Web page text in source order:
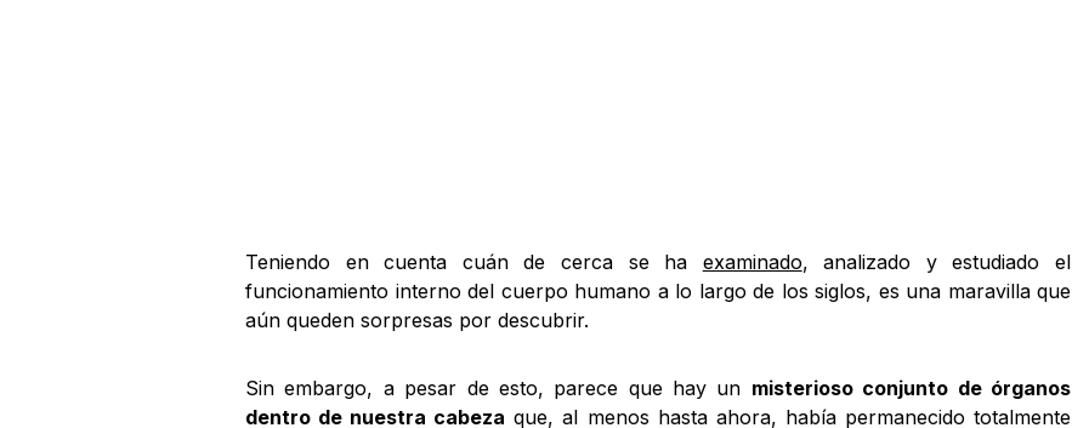
Teniendo en cuenta cuán de cerca se ha examinado, analizado y estudiado el
funcionamiento interno del cuerpo humano a lo largo de los siglos, es una maravilla que
aún queden sorpresas por descubrir.
Sin embargo, a pesar de esto, parece que hay un misterioso conjunto de órganos
dentro de nuestra cabeza que, al menos hasta ahora, había permanecido totalmente